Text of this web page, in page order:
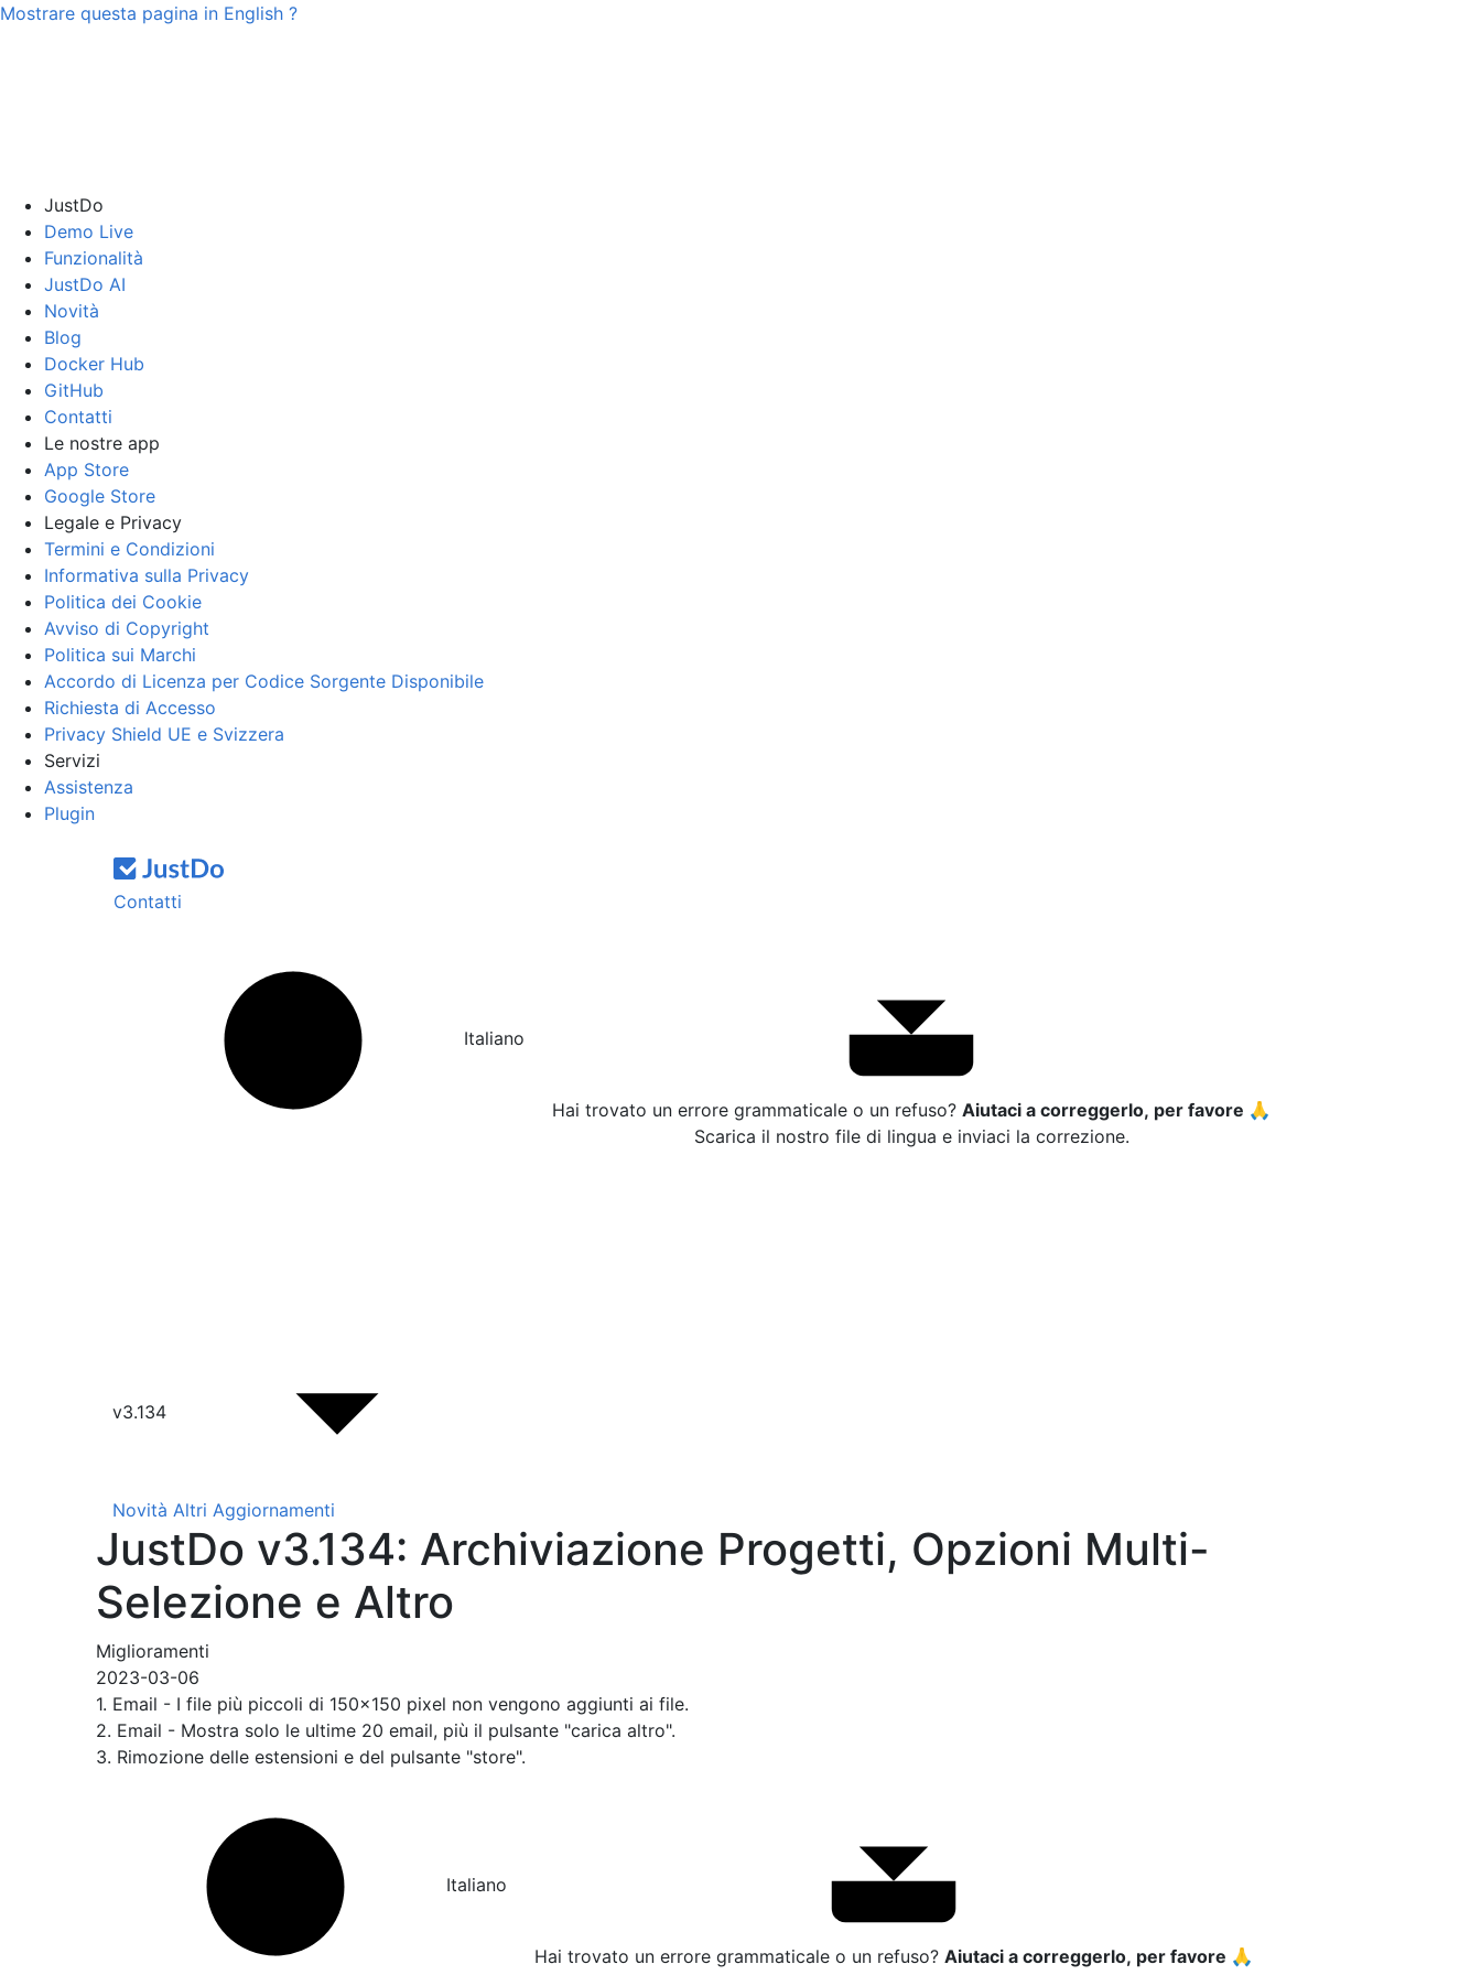
Mostrare questa pagina in English ?
JustDo
Demo Live
Funzionalità
JustDo AI
Novità
Blog
Docker Hub
GitHub
Contatti
Le nostre app
App Store
Google Store
Legale e Privacy
Termini e Condizioni
Informativa sulla Privacy
Politica dei Cookie
Avviso di Copyright
Politica sui Marchi
Accordo di Licenza per Codice Sorgente Disponibile
Richiesta di Accesso
Privacy Shield UE e Svizzera
Servizi
Assistenza
Plugin
Contatti
Italiano
Hai trovato un errore grammaticale o un refuso? Aiutaci a correggerlo, per favore 🙏
Scarica il nostro file di lingua e inviaci la correzione.
v3.134
Novità Altri Aggiornamenti
JustDo v3.134: Archiviazione Progetti, Opzioni Multi-
Selezione e Altro
Miglioramenti
2023-03-06
1. Email - I file più piccoli di 150x150 pixel non vengono aggiunti ai file.
2. Email - Mostra solo le ultime 20 email, più il pulsante "carica altro".
3. Rimozione delle estensioni e del pulsante "store".
Italiano
Hai trovato un errore grammaticale o un refuso? Aiutaci a correggerlo, per favore 🙏